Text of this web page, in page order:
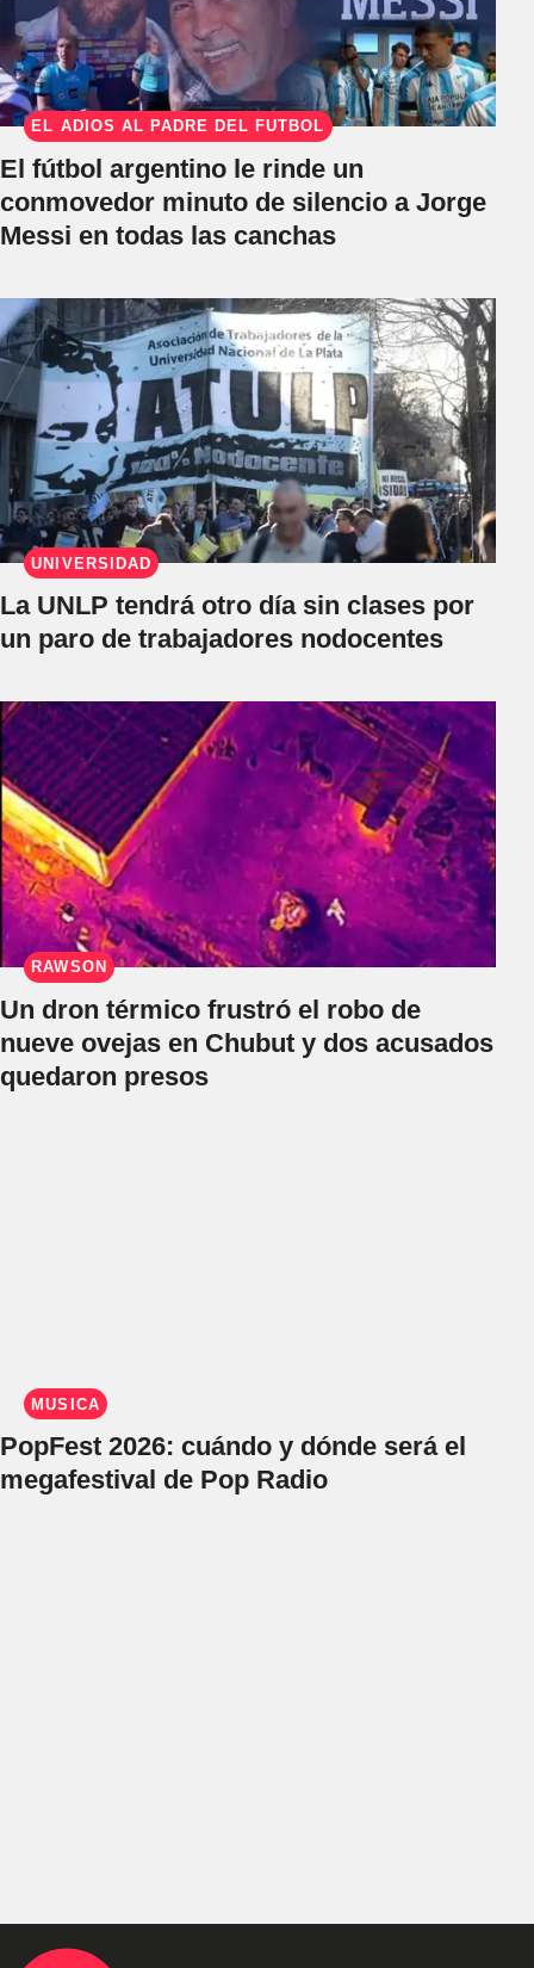
EL ADIÓS AL PADRE DEL FÚTBOL
El fútbol argentino le rinde un
conmovedor minuto de silencio a Jorge
Messi en todas las canchas
UNIVERSIDAD
La UNLP tendrá otro día sin clases por
un paro de trabajadores nodocentes
RAWSON
Un dron térmico frustró el robo de
nueve ovejas en Chubut y dos acusados
quedaron presos
MÚSICA
PopFest 2026: cuándo y dónde será el
megafestival de Pop Radio